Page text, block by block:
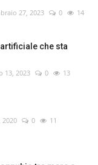
27, 2023 0 14
che sta
13, 2023 0 13
2020 0 11